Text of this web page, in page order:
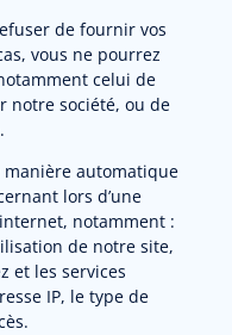
de fournir vos
vous ne pourrez
celui de
notre société, ou de
manière automatique
lors d’une
notamment :
de notre site,
et les services
IP, le type de